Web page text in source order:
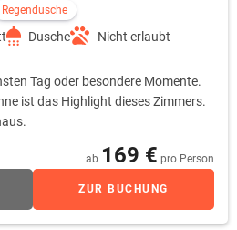
Regendusche
Dusche Nicht erlaubt
Tag oder besondere Momente.
ist das Highlight dieses Zimmers.
ab 169 € pro Person
ZUR BUCHUNG